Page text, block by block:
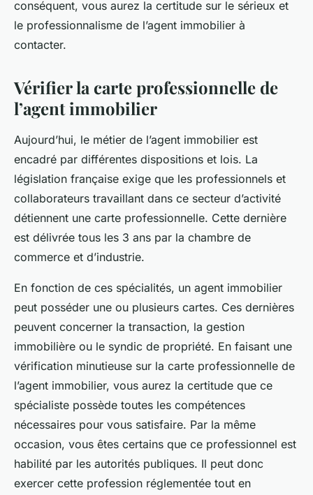
conséquent, vous aurez la certitude sur le sérieux et
le professionnalisme de l’agent immobilier à
contacter.
Vérifier la carte professionnelle de
l’agent immobilier
Aujourd’hui, le métier de l’agent immobilier est
encadré par différentes dispositions et lois. La
législation française exige que les professionnels et
collaborateurs travaillant dans ce secteur d’activité
détiennent une carte professionnelle. Cette dernière
est délivrée tous les 3 ans par la chambre de
commerce et d’industrie.
En fonction de ces spécialités, un agent immobilier
peut posséder une ou plusieurs cartes. Ces dernières
peuvent concerner la transaction, la gestion
immobilière ou le syndic de propriété. En faisant une
vérification minutieuse sur la carte professionnelle de
l’agent immobilier, vous aurez la certitude que ce
spécialiste possède toutes les compétences
nécessaires pour vous satisfaire. Par la même
occasion, vous êtes certains que ce professionnel est
habilité par les autorités publiques. Il peut donc
exercer cette profession réglementée tout en